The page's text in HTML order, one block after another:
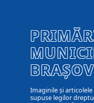
BRAȘOV
Imaginile și
supuse legilor